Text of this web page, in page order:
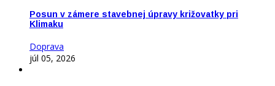
Posun v zámere stavebnej úpravy križovatky pri
Klimaku
Doprava
júl 05, 2026